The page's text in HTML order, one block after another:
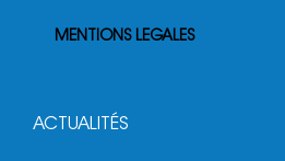
MENTIONS LEGALES
ACTUALITÉS